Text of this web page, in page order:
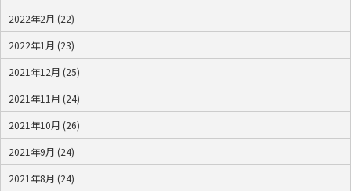
2022年2月 (22)
2022年1月 (23)
2021年12月 (25)
2021年11月 (24)
2021年10月 (26)
2021年9月 (24)
2021年8月 (24)